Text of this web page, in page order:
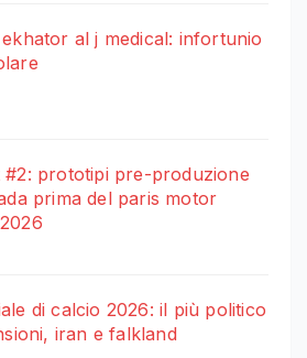
al j medical: infortunio
#2: prototipi pre-produzione
prima del paris motor
di calcio 2026: il più politico
iran e falkland